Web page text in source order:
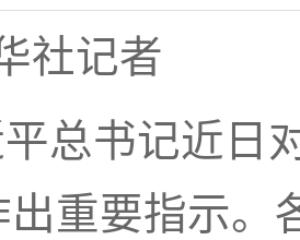
社记者
总书记近日
出重要指示。